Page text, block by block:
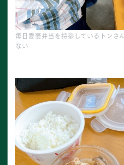
毎日愛妻弁当を持参しているトンさ
ない